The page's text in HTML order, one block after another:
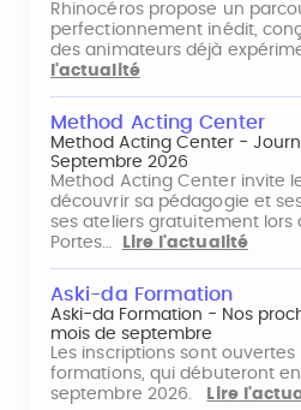
Rhinocéros propose un
perfectionnement inédit,
des animateurs déjà
l'actualité
Method Acting Center
Method Acting Center -
Septembre 2026
Method Acting Center invite
découvrir sa pédagogie et
ses ateliers gratuitement lors
Portes…
Lire l'actualité
Aski-da Formation
Aski-da Formation - Nos
mois de septembre
Les inscriptions sont
formations, qui débuteront
septembre 2026.
Lire